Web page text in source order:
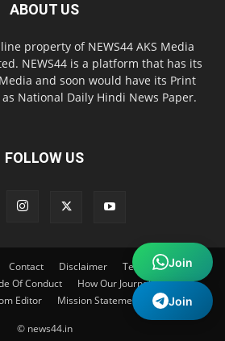
ABOUT US
property of NEWS44 AKS Media
NEWS44 is a platform that has its
and soon would have its Print
National Daily Hindi News Paper.
FOLLOW US
Contact Disclaimer
Terms
Of Conduct
How Our Journalist work
Editor
Mission Statement
© news44.in
Join
Join